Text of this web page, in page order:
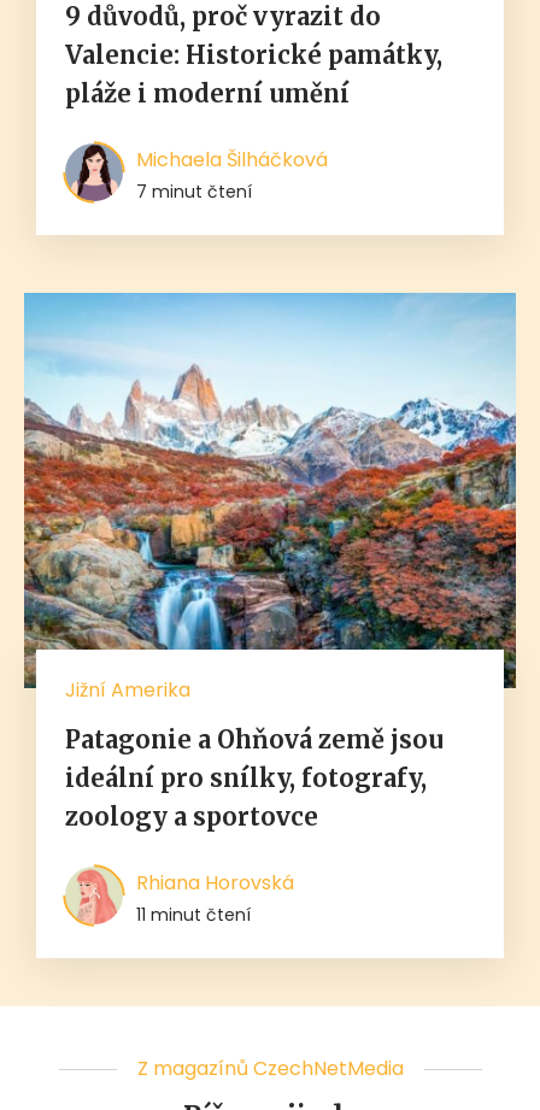
9 důvodů, proč vyrazit do
Valencie: Historické památky,
pláže i moderní umění
Michaela Šilháčková
7 minut čtení
Jižní Amerika
Patagonie a Ohňová země jsou
ideální pro snílky, fotografy,
zoology a sportovce
Rhiana Horovská
11 minut čtení
Z magazínů CzechNetMedia